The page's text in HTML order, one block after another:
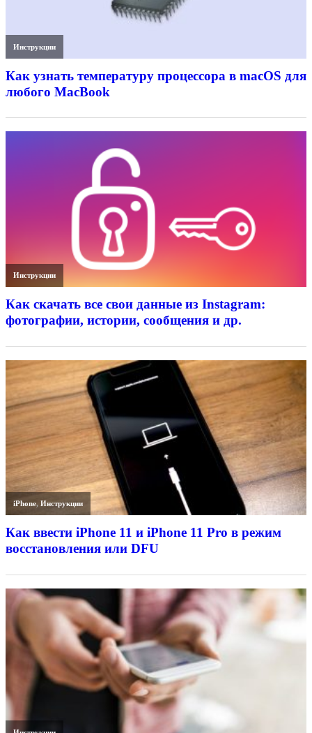
Инструкции
Как узнать температуру процессора в macOS для
любого MacBook
Инструкции
Как скачать все свои данные из Instagram:
фотографии, истории, сообщения и др.
iPhone,Инструкции
Как ввести iPhone 11 и iPhone 11 Pro в режим
восстановления или DFU